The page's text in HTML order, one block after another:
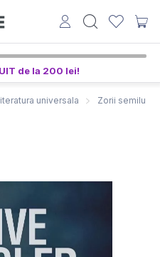
de la 200 lei!
universala Zorii semilunii